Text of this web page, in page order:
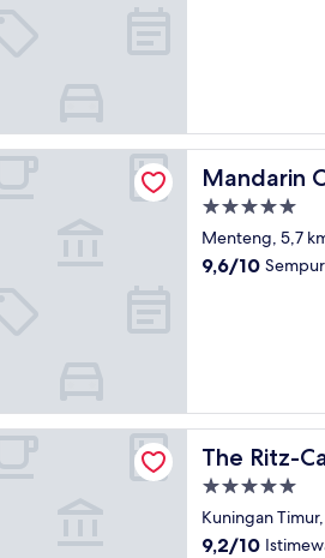
Mandarin
Mandarin
Properti
bintang
5.0
Menteng, 5,7
9.6
9,6/10
The Ritz-
The Ritz-
Properti
bintang
5.0
Kuningan
9.2
9,2/10